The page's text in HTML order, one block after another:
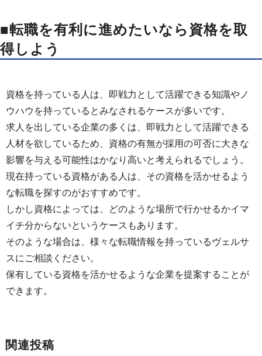
■転職を有利に進めたいなら資格を取
得しよう
資格を持っている人は、即戦力として活躍できる知識やノ
ウハウを持っているとみなされるケースが多いです。
求人を出している企業の多くは、即戦力として活躍できる
人材を欲しているため、資格の有無が採用の可否に大きな
影響を与える可能性はかなり高いと考えられるでしょう。
現在持っている資格がある人は、その資格を活かせるよう
な転職を探すのがおすすめです。
しかし資格によっては、どのような場所で行かせるかイマ
イチ分からないというケースもあります。
そのような場合は、様々な転職情報を持っているヴェルサ
スにご相談ください。
保有している資格を活かせるような企業を提案することが
できます。
関連投稿